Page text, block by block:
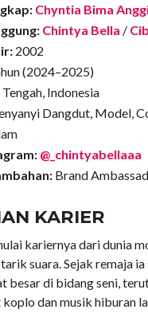
Chyntia Bima
Chintya Bella /
2002
(2024–2025)
Indonesia
Dangdut, Model,
@_chintyabellaaa
Brand
KARIER
kariernya dari dunia
suara. Sejak remaja ia
besar di bidang seni,
dan musik hiburan